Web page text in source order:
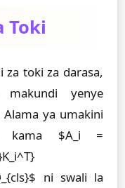
Toki
za toki za darasa,
makundi yenye
ya umakini
kama $A_i =
ni swali la